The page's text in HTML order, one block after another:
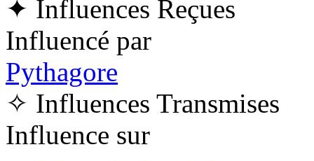
✦ Influences Reçues
Influencé par
Pythagore
✧ Influences Transmises
Influence sur